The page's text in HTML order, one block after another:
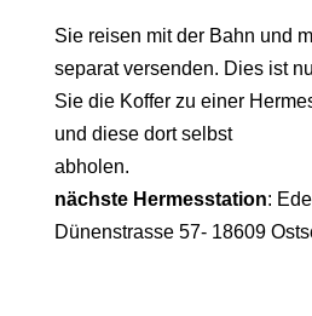
Sie reisen mit der Bahn und
separat versenden. Dies ist
Sie die Koffer zu einer
und diese dort selbst
nächste Hermesstation:
Dünenstrasse 57- 18609